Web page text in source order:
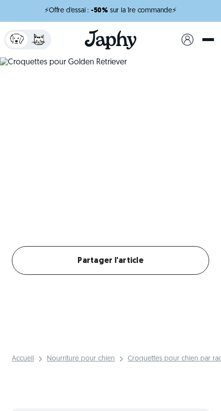
⚡Offre d'essai : -50% sur la 1re commande⚡
Partager l'article
Accueil Nourriture pour chien Croquettes pour chien par